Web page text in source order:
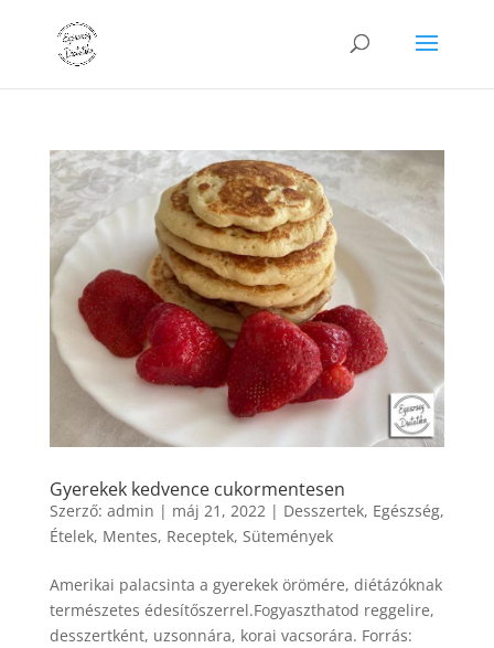
Gyerekek kedvence cukormentesen
Szerző: admin | máj 21, 2022 | Desszertek, Egészség,
Ételek, Mentes, Receptek, Sütemények
Amerikai palacsinta a gyerekek örömére, diétázóknak
természetes édesítőszerrel.Fogyaszthatod reggelire,
desszertként, uzsonnára, korai vacsorára. Forrás: